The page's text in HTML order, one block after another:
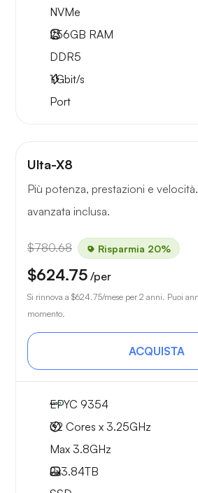
NVMe
256GB RAM
DDR5
1Gbit/s
Port
Ulta-X8
Più potenza, prestazioni e
avanzata inclusa.
$780.68 Risparmia 20%
$624.75 /per
Si rinnova a $624.75/mese per 2 anni. Puoi
momento.
ACQUISTA
EPYC 9354
32 Cores x 3.25GHz
Max 3.8GHz
2x3.84TB